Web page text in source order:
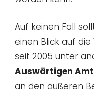
Auf keinen Fall
einen Blick auf die
seit 2005 unter
Auswärtigen
an den äußeren